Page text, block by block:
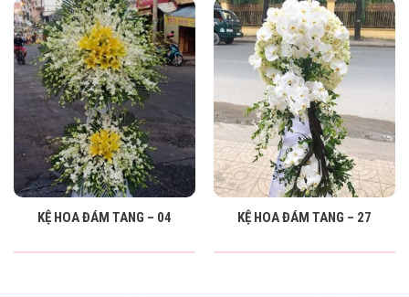
KỆ HOA ĐÁM TANG – 04 KỆ HOA ĐÁM TANG – 27